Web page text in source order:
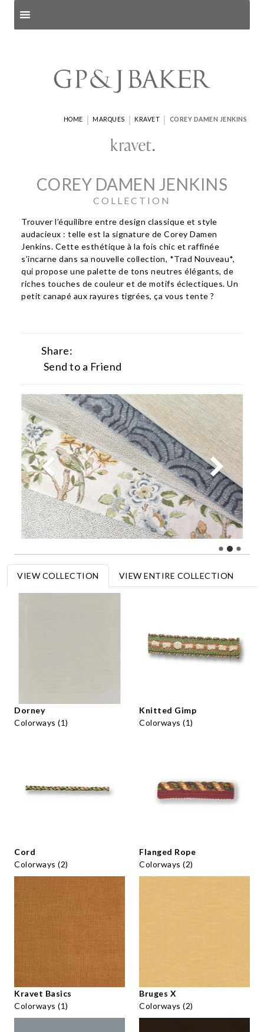
HOME | MARQUES | KRAVET | COREY DAMEN JENKINS
COREY DAMEN JENKINS
COLLECTION
Trouver l’équilibre entre design classique et style
audacieux : telle est la signature de Corey Damen
Jenkins. Cette esthétique à la fois chic et raffinée
s’incarne dans sa nouvelle collection, *Trad Nouveau*,
qui propose une palette de tons neutres élégants, de
riches touches de couleur et de motifs éclectiques. Un
petit canapé aux rayures tigrées, ça vous tente ?
Share:
Send to a Friend
VIEW COLLECTION VIEW ENTIRE COLLECTION
Dorney
Colorways (1)
Knitted Gimp
Colorways (1)
Cord
Colorways (2)
Flanged Rope
Colorways (2)
Kravet Basics
Colorways (1)
Bruges X
Colorways (2)